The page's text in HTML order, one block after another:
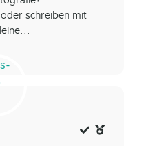
schreiben mit